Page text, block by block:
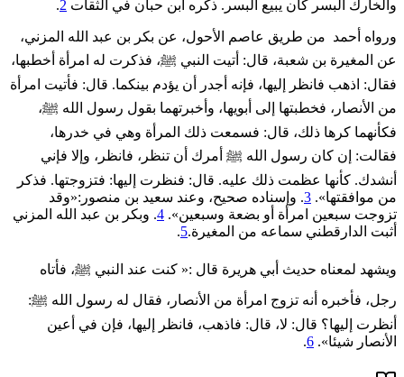
والخارك البسر كان يبيع البسر. ذكره ابن حبان في الثقات 2
.
ورواه أحمد من طريق عاصم الأحول، عن بكر بن عبد الله المزني،
عن المغيرة بن شعبة، قال: أتيت النبي ﷺ، فذكرت له امرأة أخطبها،
فقال: اذهب فانظر إليها، فإنه أجدر أن يؤدم بينكما. قال: فأتيت امرأة
من الأنصار، فخطبتها إلى أبويها، وأخبرتهما بقول رسول الله ﷺ،
فكأنهما كرها ذلك، قال: فسمعت ذلك المرأة وهي في خدرها،
فقالت: إن كان رسول الله ﷺ أمرك أن تنظر، فانظر، ‌وإلا ‌فإني
‌أنشدك. كأنها عظمت ذلك عليه. قال: فنظرت إليها: فتزوجتها. فذكر
من موافقتها». 3. وإسناده صحيح، وعند سعيد بن منصور:«وقد
‌تزوجت ‌سبعين ‌امرأة أو بضعة وسبعين». 4. وبكر بن عبد الله المزني
أثبت الدارقطني سماعه من المغيرة.5
.
ويشهد لمعناه حديث أبي هريرة قال :« كنت عند النبي ﷺ، فأتاه
رجل، فأخبره أنه تزوج امرأة من الأنصار، فقال له رسول الله ﷺ:
أنظرت إليها؟ قال: لا، قال: فاذهب، فانظر إليها، فإن في أعين
الأنصار شيئا». 6
.